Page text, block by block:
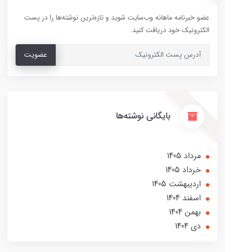
عضو خبرنامه ماهانه وب‌سایت شوید و تازه‌ترین نوشته‌ها را در پست
الکترونیک خود دریافت کنید.
عضویت
بایگانی نوشته‌ها
مرداد 1405
خرداد 1405
ارديبهشت 1405
اسفند 1404
بهمن 1404
دی 1404